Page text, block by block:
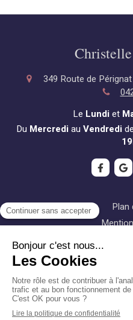
349 Route de Pérignat
Le Lundiet
Du Mercrediau Vendredide
Plan
Conditions
©2022
Création et référencement du site